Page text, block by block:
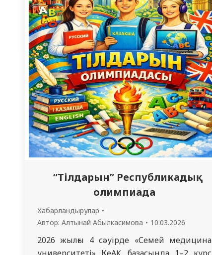
“Тілдарын” Республикадық
олимпиада
Хабарландырулар
Автор: Алтынай Абылкасимова 10.03.2026
2026 жылғы 4 сәуірде «Семей медицина